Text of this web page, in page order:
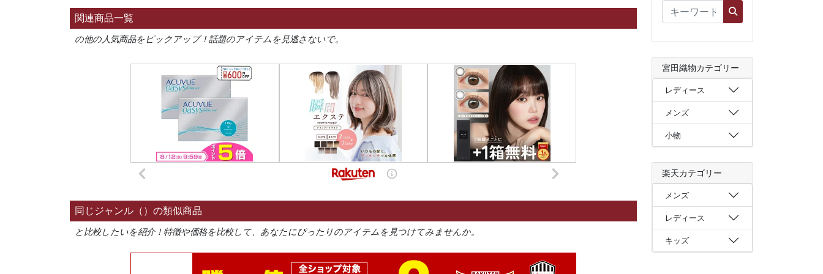
関連商品一覧
の他の人気商品をピックアップ！話題のアイテムを見逃さないで。
同じジャンル（）の類似商品
と比較したいを紹介！特徴や価格を比較して、あなたにぴったりのアイテムを見つけてみませんか。
宮田織物カテゴリー
レディース
メンズ
小物
楽天カテゴリー
メンズ
レディース
キッズ